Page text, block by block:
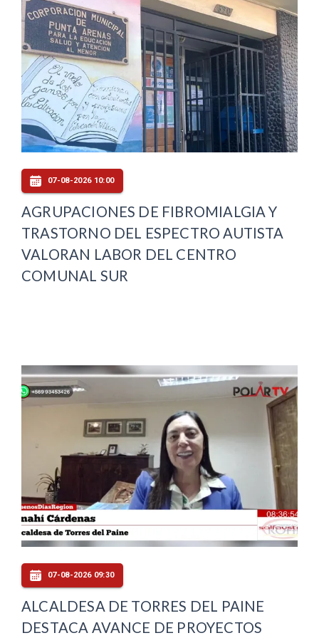
07-08-2026 10:00
AGRUPACIONES DE FIBROMIALGIA Y
TRASTORNO DEL ESPECTRO AUTISTA
VALORAN LABOR DEL CENTRO
COMUNAL SUR
07-08-2026 09:30
ALCALDESA DE TORRES DEL PAINE
DESTACA AVANCE DE PROYECTOS